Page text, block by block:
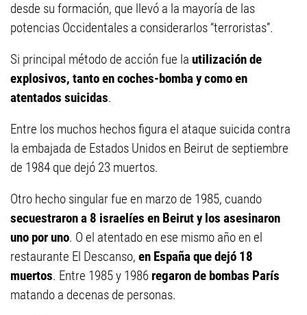
desde su formación, que llevó a la mayoría de las
potencias Occidentales a considerarlos “terroristas”.
Si principal método de acción fue la utilización de
explosivos, tanto en coches-bomba y como en
atentados suicidas.
Entre los muchos hechos figura el ataque suicida contra
la embajada de Estados Unidos en Beirut de septiembre
de 1984 que dejó 23 muertos.
Otro hecho singular fue en marzo de 1985, cuando
secuestraron a 8 israelíes en Beirut y los asesinaron
uno por uno. O el atentado en ese mismo año en el
restaurante El Descanso, en España que dejó 18
muertos. Entre 1985 y 1986 regaron de bombas París
matando a decenas de personas.